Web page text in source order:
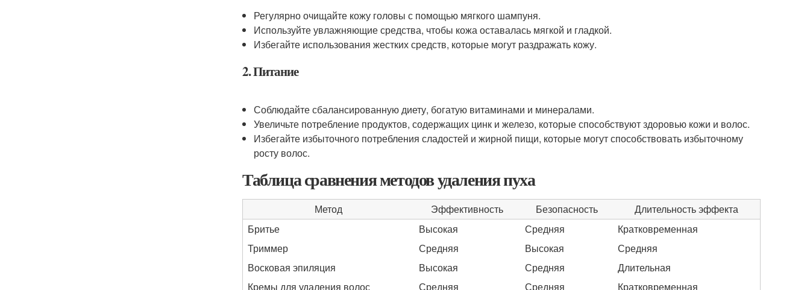
Регулярно очищайте кожу головы с помощью мягкого шампуня.
Используйте увлажняющие средства, чтобы кожа оставалась мягкой и гладкой.
Избегайте использования жестких средств, которые могут раздражать кожу.
2. Питание
Соблюдайте сбалансированную диету, богатую витаминами и минералами.
Увеличьте потребление продуктов, содержащих цинк и железо, которые способствуют здоровью кожи и волос.
Избегайте избыточного потребления сладостей и жирной пищи, которые могут способствовать избыточному
росту волос.
Таблица сравнения методов удаления пуха
Метод Эффективность Безопасность
Длительность эффекта
Бритье
Высокая Средняя
Кратковременная
Триммер
Средняя Высокая
Средняя
Восковая эпиляция
Высокая Средняя
Длительная
Кремы для удаления волос
Средняя Средняя Кратковременная